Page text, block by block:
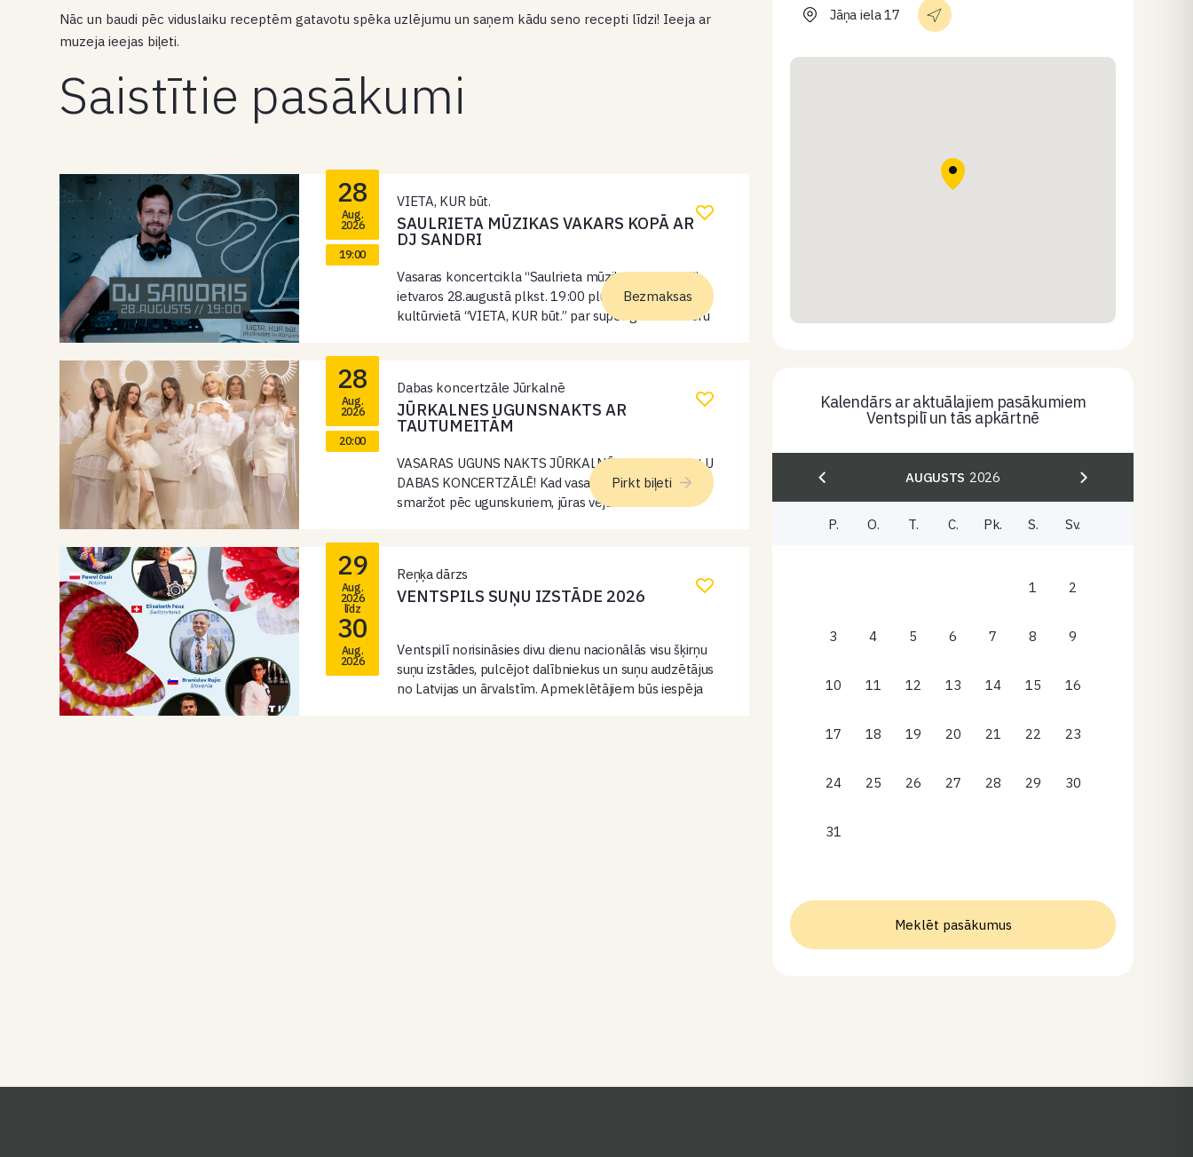
Nāc un baudi pēc viduslaiku receptēm gatavotu spēka uzlējumu un saņem kādu seno recepti līdzi! Ieeja ar
muzeja ieejas biļeti.
Saistītie pasākumi
28
Aug.
2026
19:00
VIETA, KUR būt.
SAULRIETA MŪZIKAS VAKARS KOPĀ AR
DJ SANDRI
Vasaras koncertcikla “Saulrieta mūzikas vakari ’26”
ietvaros 28.augustā plkst. 19:00 pludmales
kultūrvietā “VIETA, KUR būt.” par superīgu atmosfēru
Bezmaksas
28
Aug.
2026
20:00
Dabas koncertzāle Jūrkalnē
JŪRKALNES UGUNSNAKTS AR
TAUTUMEITĀM
VASARAS UGUNS NAKTS JŪRKALNĒ — SIENA RUĻĻU
DABAS KONCERTZĀLĒ! Kad vasara lēnām sāk
smaržot pēc ugunskuriem, jūras vēja un
Pirkt biļeti
29
Aug.
2026
līdz
30
Aug.
2026
Reņķa dārzs
VENTSPILS SUŅU IZSTĀDE 2026
Ventspilī norisināsies divu dienu nacionālās visu šķirņu
suņu izstādes, pulcējot dalībniekus un suņu audzētājus
no Latvijas un ārvalstīm. Apmeklētājiem būs iespēja
Jāņa iela 17
Kalendārs ar aktuālajiem pasākumiem
Ventspilī un tās apkārtnē
AUGUSTS 2026
P. O. T. C. Pk. S. Sv.
1 2
3 4 5 6 7 8 9
10 11 12 13 14 15 16
17 18 19 20 21 22 23
24 25 26 27 28 29 30
31
Meklēt pasākumus